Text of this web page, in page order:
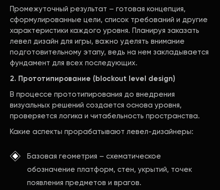
Промежуточный результат – готовая концепция,
сформулированные цели, список требований и другие
характеристики каждого уровня. Планируя заказать
левел дизайн для игры, важно уделять внимание
подготовительному этапу, ведь на нем закладывается
фундамент для всех последующих.
2. Прототипирование (blockout level design)
В процессе прототипирования до внедрения
визуальных решений создается основа уровня,
проверяется логика и читабельность пространства.
Какие аспекты прорабатывают левел-дизайнеры:
Базовая геометрия – схематическое
обозначение платформ, стен, укрытий, точек
появления предметов и врагов.